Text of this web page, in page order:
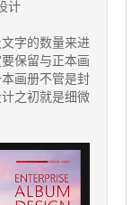
计
字的数量来进
保留与正本画
画册不管是封
之初就是细微